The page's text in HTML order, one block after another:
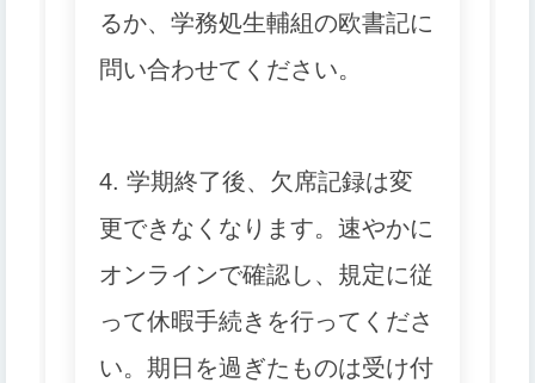
るか、学務処生輔組の欧書記に
問い合わせてください。
4. 学期終了後、欠席記録は変
更できなくなります。速やかに
オンラインで確認し、規定に従
って休暇手続きを行ってくださ
い。期日を過ぎたものは受け付